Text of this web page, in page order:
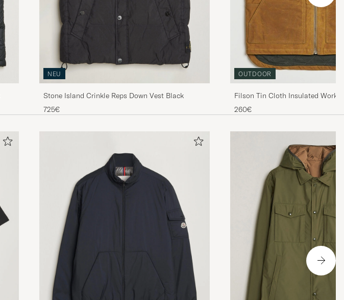
NEU
Stone Island Crinkle Reps Down Vest Black
725€
OUTDOOR
Filson Tin Cloth Insulated Work
260€